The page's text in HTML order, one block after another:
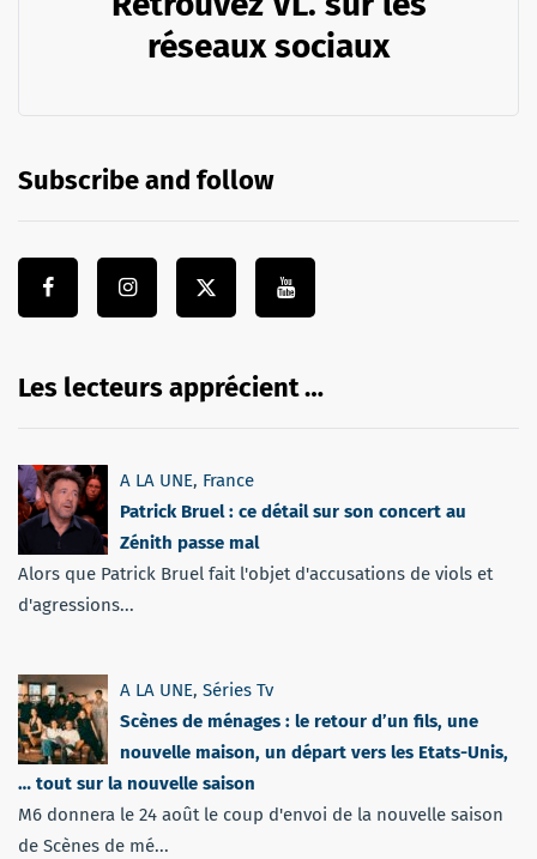
réseaux sociaux
Subscribe and follow
Les lecteurs apprécient …
A LA UNE, France
Patrick Bruel : ce détail sur son concert au
Zénith passe mal
Alors que Patrick Bruel fait l'objet d'accusations de viols et
d'agressions...
A LA UNE, Séries Tv
Scènes de ménages : le retour d’un fils, une
nouvelle maison, un départ vers les Etats-Unis,
… tout sur la nouvelle saison
M6 donnera le 24 août le coup d'envoi de la nouvelle saison
de Scènes de mé...